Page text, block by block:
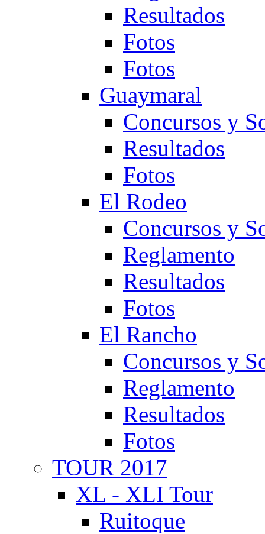
Resultados
Fotos
Fotos
Guaymaral
Concursos y
Resultados
Fotos
El Rodeo
Concursos y
Reglamento
Resultados
Fotos
El Rancho
Concursos y
Reglamento
Resultados
Fotos
TOUR 2017
XL - XLI Tour
Ruitoque